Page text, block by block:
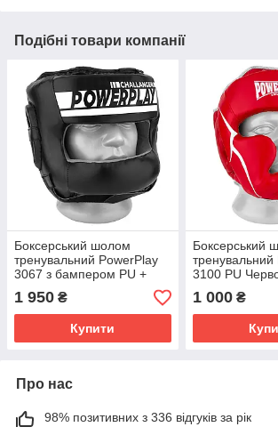
Подібні товари компанії
Боксерський шолом
тренувальний PowerPlay
3067 з бампером PU +
1 950 ₴
Купити
Боксерський
тренувальний
3100 PU
1 000₴
Про нас
98% позитивних з 336 відгуків за рік